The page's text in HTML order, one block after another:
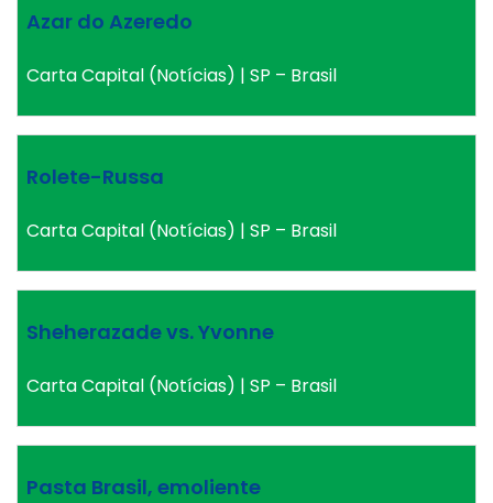
Azar do Azeredo
Carta Capital (Notícias) | SP – Brasil
Rolete-Russa
Carta Capital (Notícias) | SP – Brasil
Sheherazade vs. Yvonne
Carta Capital (Notícias) | SP – Brasil
Pasta Brasil, emoliente